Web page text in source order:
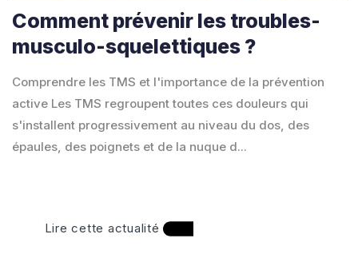
Comment prévenir les troubles-
musculo-squelettiques ?
Comprendre les TMS et l'importance de la prévention
active Les TMS regroupent toutes ces douleurs qui
s'installent progressivement au niveau du dos, des
épaules, des poignets et de la nuque d...
Lire cette actualité